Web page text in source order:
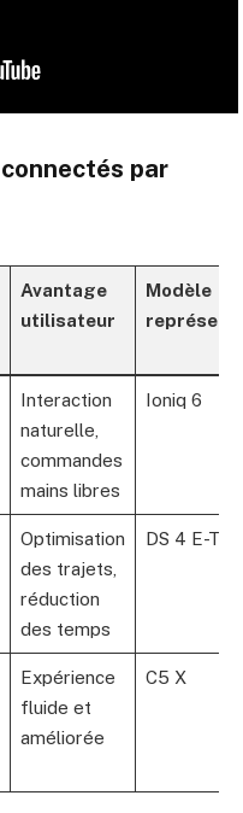
par
Avantage
utilisateur
Modèle
Interaction
naturelle,
commandes
mains libres
Ioniq 6
Optimisation
des trajets,
réduction
des temps
DS 4 E-
Expérience
fluide et
améliorée
C5 X